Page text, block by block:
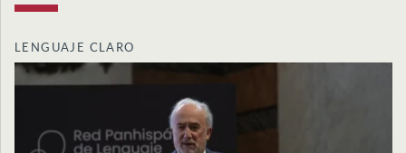
LENGUAJE CLARO